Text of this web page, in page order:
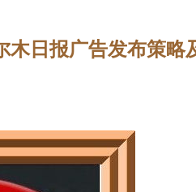
日报广告发布策略